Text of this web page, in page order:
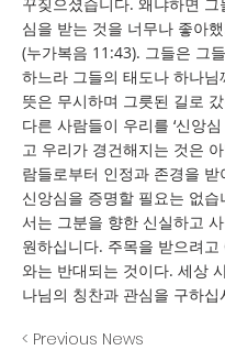
심을 받는 것을 너무나 좋아
(누가복음 11:43). 그들은 그
하느라 그들의 태도나 하나님
뜻은 무시하며 그릇된 길로
다른 사람들이 우리를 ‘신앙
고 우리가 경건해지는 것은
람들로부터 인정과 존경을 받
신앙심을 증명할 필요는 없습
서는 그분을 향한 신실하고
원하십니다. 주목을 받으려고
와는 반대되는 것이다. 세상
나님의 칭찬과 관심을 구하십
< Previous News